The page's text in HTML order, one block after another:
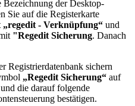
Bezeichnung der Desktop-
Sie auf die Registerkarte
„regedit - Verknüpfung“ und
"Regedit Sicherung. Danach
Registrierdatenbank sichern
„Regedit Sicherung“ auf
die darauf folgende
bestätigen.